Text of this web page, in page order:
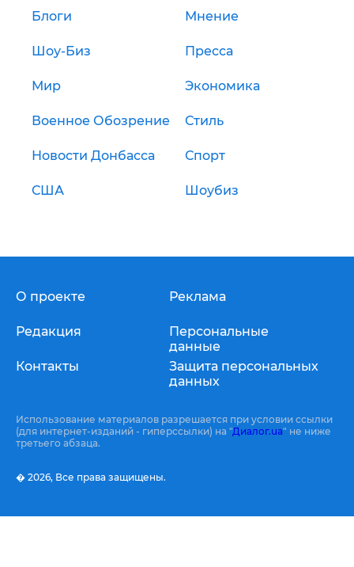
Блоги Мнение
Шоу-Биз Пресса
Мир Экономика
Военное Обозрение Стиль
Новости Донбасса Спорт
США Шоубиз
О проекте
Редакция
Контакты
Реклама
Персональные
данные
Защита персональных
данных
Использование материалов разрешается при условии ссылки
(для интернет-изданий - гиперссылки) на "Диалог.ua" не ниже
третьего абзаца.
� 2026, Все права защищены.